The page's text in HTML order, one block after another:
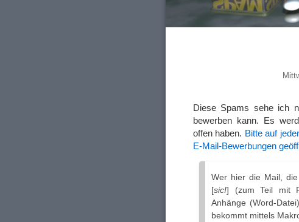
Diese Spams sehe ich
bewerben kann. Es
offen haben. Bitte auf
E-Mail-Bewerbungen
Wer hier die Mail,
[sic!] (zum Teil mit
Anhänge (Word-
bekommt mittels